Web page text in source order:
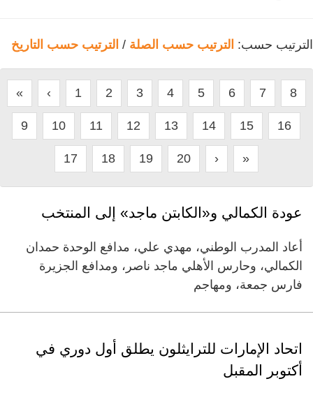
الترتيب حسب: الترتيب حسب الصلة / الترتيب حسب التاريخ
« ‹ 1 2 3 4 5 6 7 8
9 10 11 12 13 14 15 16
17 18 19 20 › »
عودة الكمالي و«الكابتن ماجد» إلى المنتخب
أعاد المدرب الوطني، مهدي علي، مدافع الوحدة حمدان
الكمالي، وحارس الأهلي ماجد ناصر، ومدافع الجزيرة
فارس جمعة، ومهاجم
اتحاد الإمارات للترايثلون يطلق أول دوري في
أكتوبر المقبل